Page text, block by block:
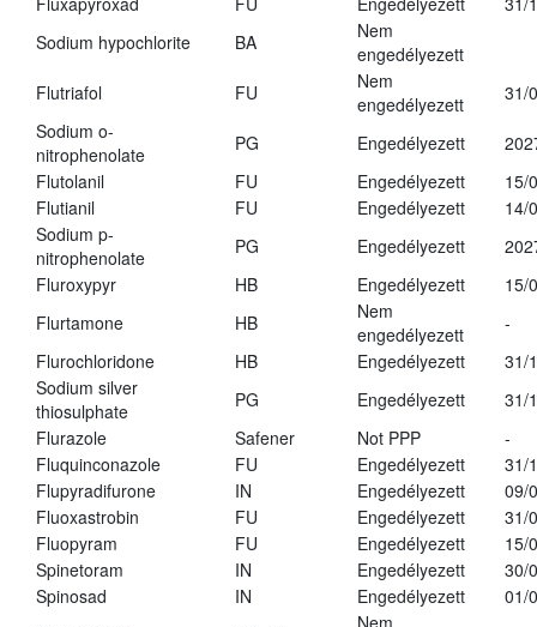
Sodium hypochlorite
BA
Nem
engedélyezett
Flutriafol
FU
Nem
engedélyezett
31/
Sodium o-
nitrophenolate
PG Engedélyezett
Flutolanil
FU Engedélyezett
15/
Flutianil
FU Engedélyezett
14/
Sodium p-
nitrophenolate
PG Engedélyezett
Fluroxypyr
HB Engedélyezett
15/
Flurtamone
HB
Nem
engedélyezett
-
Flurochloridone
HB Engedélyezett
31/
Sodium silver
thiosulphate
PG Engedélyezett
31/
Flurazole
Safener Not PPP
-
Fluquinconazole
FU Engedélyezett
31/
Flupyradifurone
IN Engedélyezett
09/
Fluoxastrobin
FU Engedélyezett
31/
Fluopyram
FU Engedélyezett
15/
Spinetoram
IN Engedélyezett
30/
Spinosad
IN Engedélyezett
01/